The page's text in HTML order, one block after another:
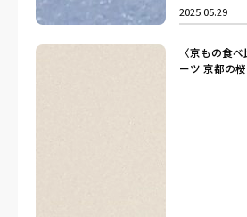
2025.05.29
〈京もの食
ーツ 京都の